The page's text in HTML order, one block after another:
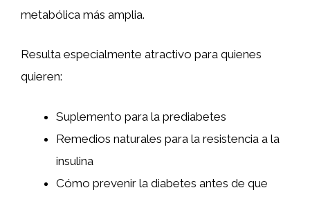
metabólica más amplia.
Resulta especialmente atractivo para quienes
quieren:
Suplemento para la prediabetes
Remedios naturales para la resistencia a la
insulina
Cómo prevenir la diabetes antes de que